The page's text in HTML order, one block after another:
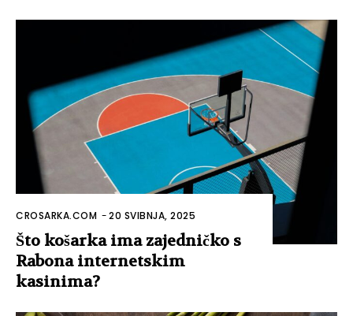
CROSARKA.COM -20 SVIBNJA, 2025
Što košarka ima zajedničko s
Rabona internetskim
kasinima?